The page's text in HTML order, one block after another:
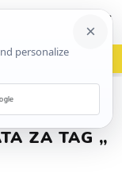
woot?!
ZA TAG „